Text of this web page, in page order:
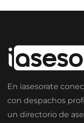
En iasesorate
con despachos
un directorio de